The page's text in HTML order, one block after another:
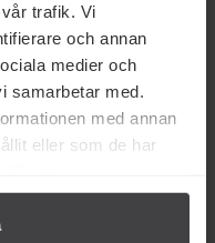
trafik. Vi
och annan
medier och
samarbetar med.
med annan
eller som de har